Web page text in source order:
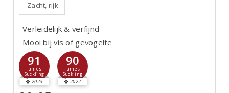
Zacht, rijk
Verleidelijk & verfijnd
Mooi bij vis of gevogelte
91
James
Suckling
2023
90
James
Suckling
2022